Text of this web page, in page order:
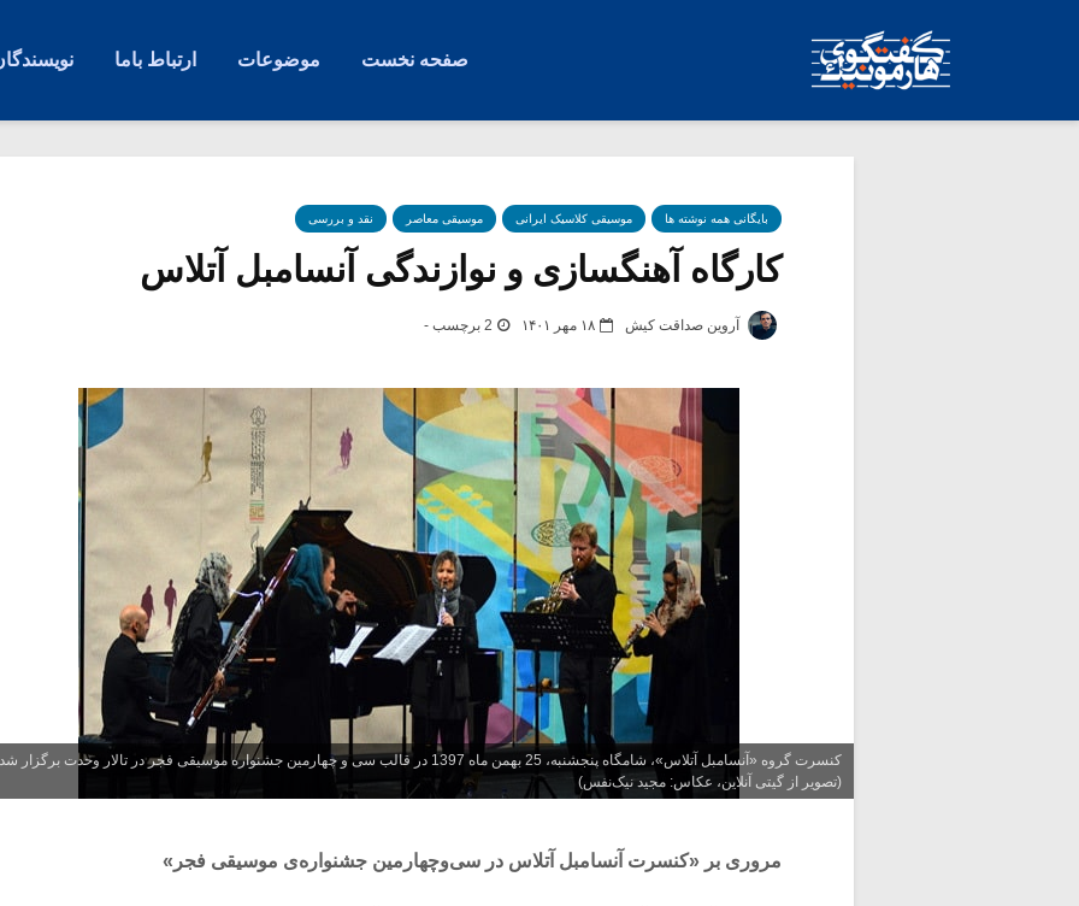
صفحه نخست موضوعات ارتباط باما
بایگانی همه نوشته ها موسیقی کلاسیک ایرانی موسیقی معاصر نقد و بررسی
کارگاه آهنگسازی و نوازندگی آنسامبل آتلاس
آروین صداقت کیش ۱۸ مهر ۱۴۰۱ 2 برچسب -
کنسرت گروه «آنسامبل آتلاس»، شامگاه پنجشنبه، 25 بهمن ماه 1397 در قالب سی و چهارمین جشنواره موسیقی فجر در تالار وحدت برگزار شد.
(تصویر از گیتی آنلاین، عکاس: مجید نیک‌نفس)
مروری بر «کنسرت آنسامبل آتلاس در سی‌وچهارمین جشنواره‌ی موسیقی فجر»